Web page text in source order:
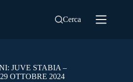
Cerca
JUVE STABIA –
OTTOBRE 2024